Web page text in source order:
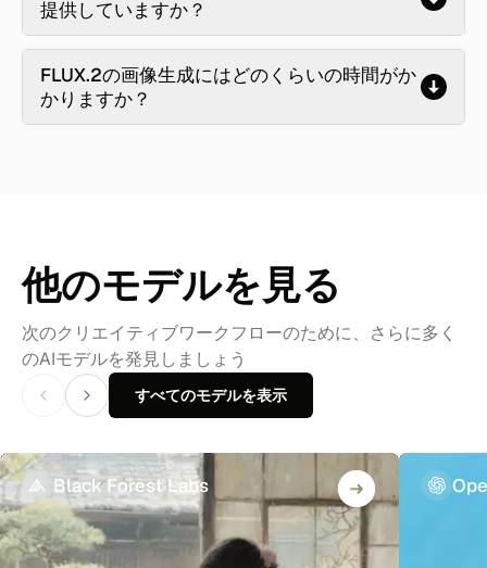
提供していますか？
FLUX.2の画像生成にはどのくらいの時間がか
かりますか？
他のモデルを見る
次のクリエイティブワークフローのために、さらに多く
のAIモデルを発見しましょう
すべてのモデルを表示
Black Forest Labs